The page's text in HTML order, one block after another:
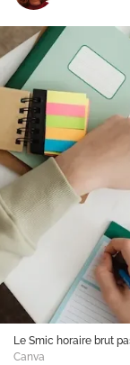
Le Smic horaire brut
Canva